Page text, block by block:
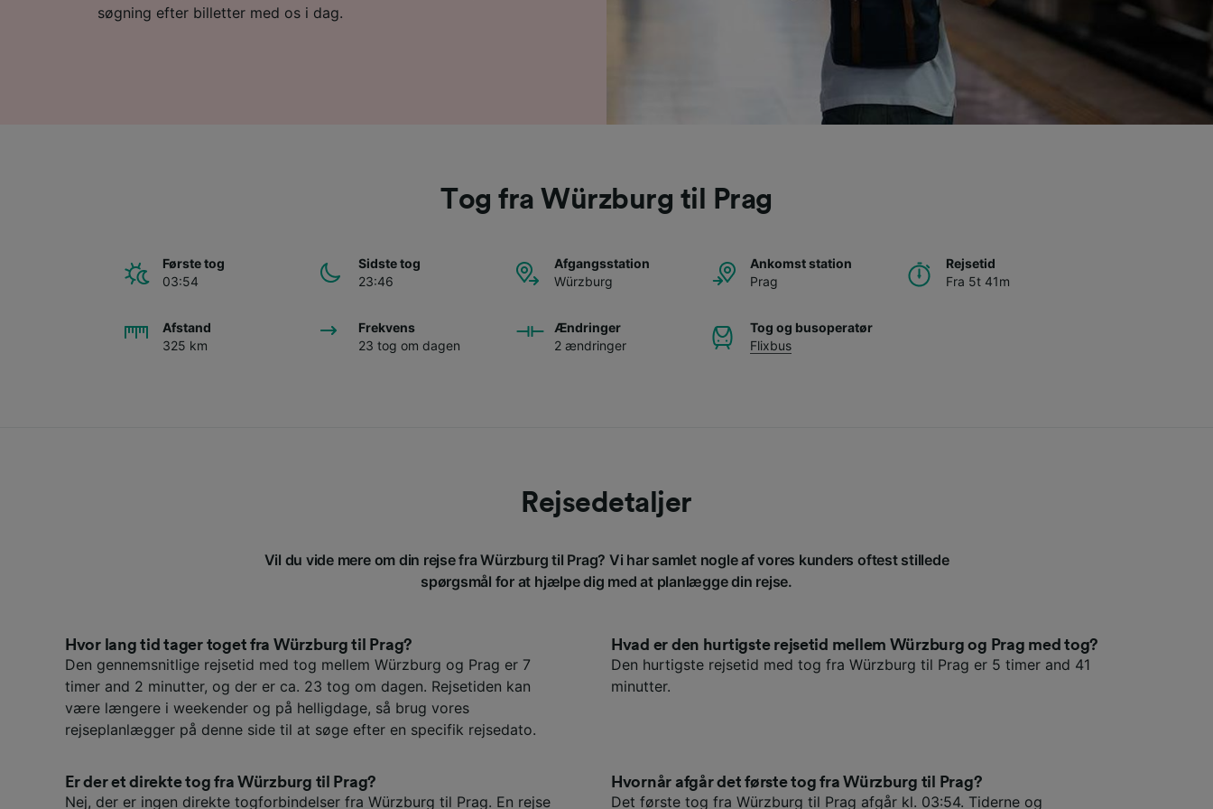
søgning efter billetter med os i dag.
Tog fra Würzburg til Prag
Første tog
03:54
Sidste tog
23:46
Afgangsstation
Würzburg
Ankomst station
Prag
Rejsetid
Fra 5t 41m
Afstand
325 km
Frekvens
23 tog om dagen
Ændringer
2 ændringer
Tog og busoperatør
Flixbus
Rejsedetaljer
Vil du vide mere om din rejse fra Würzburg til Prag? Vi har samlet nogle af vores kunders oftest stillede
spørgsmål for at hjælpe dig med at planlægge din rejse.
Hvor lang tid tager toget fra Würzburg til Prag?
Den gennemsnitlige rejsetid med tog mellem Würzburg og Prag er 7
timer and 2 minutter, og der er ca. 23 tog om dagen. Rejsetiden kan
være længere i weekender og på helligdage, så brug vores
rejseplanlægger på denne side til at søge efter en specifik rejsedato.
Hvad er den hurtigste rejsetid mellem Würzburg og Prag med tog?
Den hurtigste rejsetid med tog fra Würzburg til Prag er 5 timer and 41
minutter.
Er der et direkte tog fra Würzburg til Prag?
Nej, der er ingen direkte togforbindelser fra Würzburg til Prag. En rejse
Hvornår afgår det første tog fra Würzburg til Prag?
Det første tog fra Würzburg til Prag afgår kl. 03:54. Tiderne og